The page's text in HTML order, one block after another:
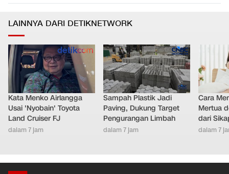
LAINNYA DARI DETIKNETWORK
Kata Menko Airlangga
Usai 'Nyobain' Toyota
Land Cruiser FJ
dalam 7 jam
Sampah Plastik Jadi
Paving, Dukung Target
Pengurangan Limbah
dalam 7 jam
Cara
Mertua
dari
dalam 7